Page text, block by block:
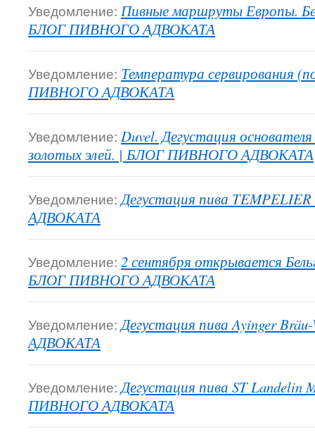
Уведомление: Пивные маршруты Европы.
БЛОГ ПИВНОГО АДВОКАТА
Уведомление: Температура сервирования
ПИВНОГО АДВОКАТА
Уведомление: Duvel. Дегустация
золотых элей. | БЛОГ ПИВНОГО АДВОКАТА
Уведомление: Дегустация пива
АДВОКАТА
Уведомление: 2 сентября открывается
БЛОГ ПИВНОГО АДВОКАТА
Уведомление: Дегустация пива Ayinger
АДВОКАТА
Уведомление: Дегустация пива ST Landelin
ПИВНОГО АДВОКАТА